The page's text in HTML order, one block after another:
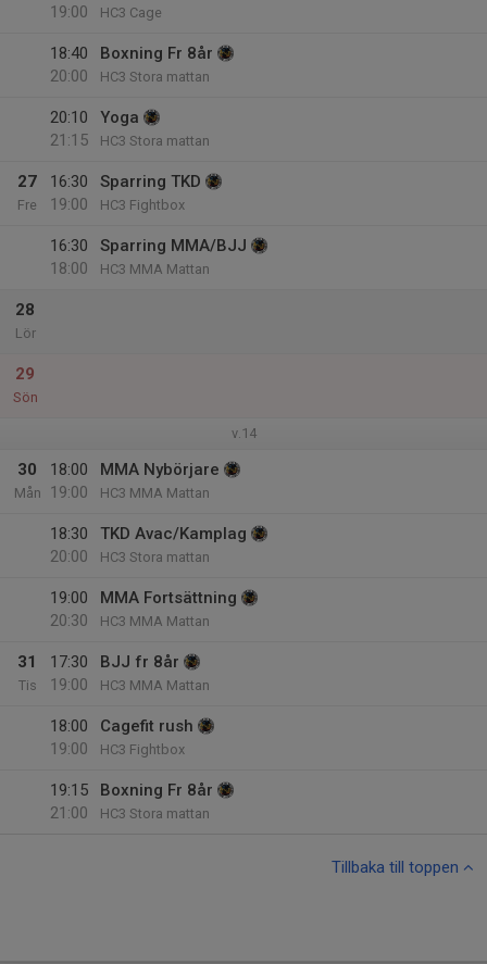
19:00
HC3 Cage
18:40
20:00
Boxning Fr 8år
HC3 Stora mattan
20:10
21:15
Yoga
HC3 Stora mattan
27
Fre
16:30
19:00
Sparring TKD
HC3 Fightbox
16:30
18:00
Sparring MMA/BJJ
HC3 MMA Mattan
28
Lör
29
Sön
v.14
30
Mån
18:00
19:00
MMA Nybörjare
HC3 MMA Mattan
18:30
20:00
TKD Avac/Kamplag
HC3 Stora mattan
19:00
20:30
MMA Fortsättning
HC3 MMA Mattan
31
Tis
17:30
19:00
BJJ fr 8år
HC3 MMA Mattan
18:00
19:00
Cagefit rush
HC3 Fightbox
19:15
21:00
Boxning Fr 8år
HC3 Stora mattan
Tillbaka till toppen